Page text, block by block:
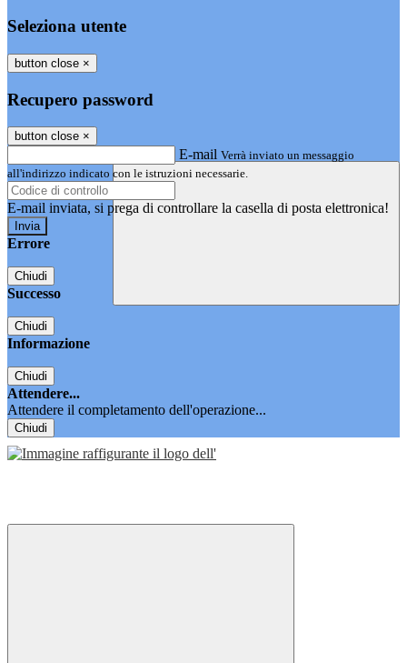
Seleziona utente
button close ×
Recupero password
button close ×
E-mail Verrà inviato un messaggio
all'indirizzo indicato con le istruzioni necessarie.
E-mail inviata, si prega di controllare la casella di posta elettronica!
Errore
Chiudi
Successo
Chiudi
Informazione
Chiudi
Attendere...
Attendere il completamento dell'operazione...
Chiudi